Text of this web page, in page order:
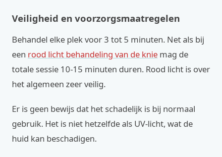
Veiligheid en voorzorgsmaatregelen
Behandel elke plek voor 3 tot 5 minuten. Net als bij
een rood licht behandeling van de knie mag de
totale sessie 10-15 minuten duren. Rood licht is over
het algemeen zeer veilig.
Er is geen bewijs dat het schadelijk is bij normaal
gebruik. Het is niet hetzelfde als UV-licht, wat de
huid kan beschadigen.